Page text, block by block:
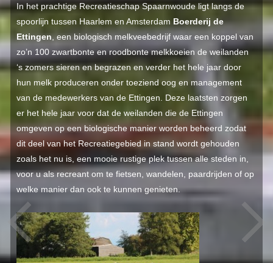
In het prachtige Recreatieschap Spaarnwoude ligt langs de
spoorlijn tussen Haarlem en Amsterdam Boerderij de
Ettingen, een biologisch melkveebedrijf waar een koppel van
zo’n 100 zwartbonte en roodbonte melkkoeien de weilanden
‘s zomers sieren en begrazen en verder het hele jaar door
hun melk produceren onder toeziend oog en management
van de medewerkers van de Ettingen. Deze laatsten zorgen
er het hele jaar voor dat de weilanden die de Ettingen
omgeven op een biologische manier worden beheerd zodat
dit deel van het Recreatiegebied in stand wordt gehouden
zoals het nu is, een mooie rustige plek tussen alle steden in,
voor u als recreant om te fietsen, wandelen, paardrijden of op
welke manier dan ook te kunnen genieten.